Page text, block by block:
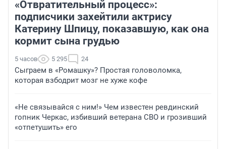
«Отвратительный процесс»:
подписчики захейтили актрису
Катерину Шпицу, показавшую, как она
кормит сына грудью
5 часов 5 295 24
Сыграем в «Ромашку»? Простая головоломка,
которая взбодрит мозг не хуже кофе
«Не связывайся с ним!» Чем известен ревдинский
гопник Черкас, избивший ветерана СВО и грозивший
«отпетушить» его